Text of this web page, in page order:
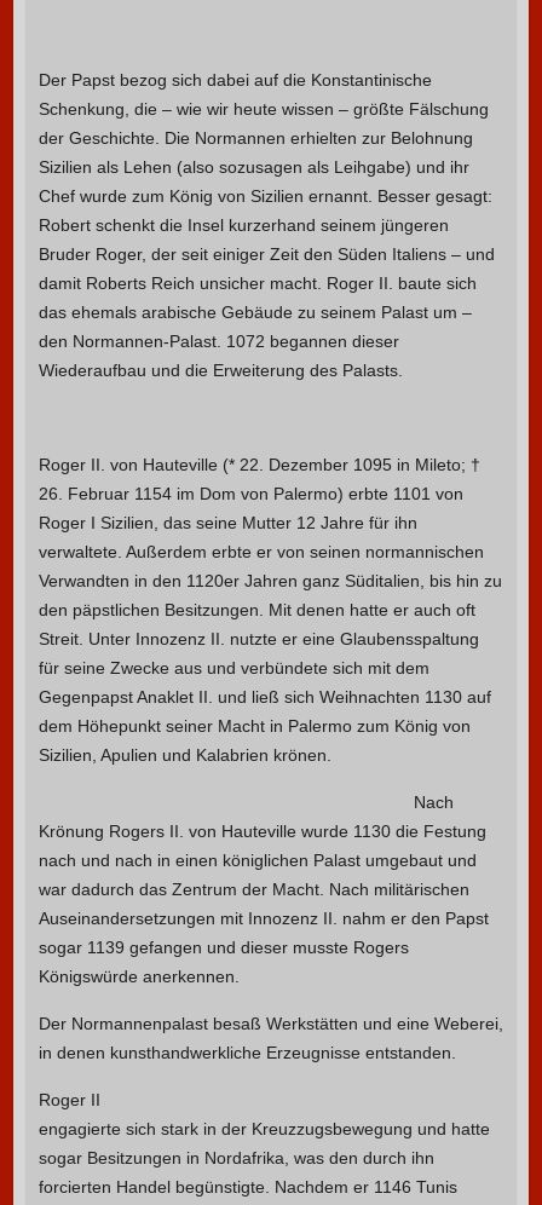
Der Papst bezog sich dabei auf die Konstantinische
Schenkung, die – wie wir heute wissen – größte Fälschung
der Geschichte. Die Normannen erhielten zur Belohnung
Sizilien als Lehen (also sozusagen als Leihgabe) und ihr
Chef wurde zum König von Sizilien ernannt. Besser gesagt:
Robert schenkt die Insel kurzerhand seinem jüngeren
Bruder Roger, der seit einiger Zeit den Süden Italiens – und
damit Roberts Reich unsicher macht. Roger II. baute sich
das ehemals arabische Gebäude zu seinem Palast um –
den Normannen-Palast. 1072 begannen dieser
Wiederaufbau und die Erweiterung des Palasts.
Roger II. von Hauteville (* 22. Dezember 1095 in Mileto; †
26. Februar 1154 im Dom von Palermo) erbte 1101 von
Roger I Sizilien, das seine Mutter 12 Jahre für ihn
verwaltete. Außerdem erbte er von seinen normannischen
Verwandten in den 1120er Jahren ganz Süditalien, bis hin zu
den päpstlichen Besitzungen. Mit denen hatte er auch oft
Streit. Unter Innozenz II. nutzte er eine Glaubensspaltung
für seine Zwecke aus und verbündete sich mit dem
Gegenpapst Anaklet II. und ließ sich Weihnachten 1130 auf
dem Höhepunkt seiner Macht in Palermo zum König von
Sizilien, Apulien und Kalabrien krönen.
Nach
Krönung Rogers II. von Hauteville wurde 1130 die Festung
nach und nach in einen königlichen Palast umgebaut und
war dadurch das Zentrum der Macht. Nach militärischen
Auseinandersetzungen mit Innozenz II. nahm er den Papst
sogar 1139 gefangen und dieser musste Rogers
Königswürde anerkennen.
Der Normannenpalast besaß Werkstätten und eine Weberei,
in denen kunsthandwerkliche Erzeugnisse entstanden.
Roger II
engagierte sich stark in der Kreuzzugsbewegung und hatte
sogar Besitzungen in Nordafrika, was den durch ihn
forcierten Handel begünstigte. Nachdem er 1146 Tunis